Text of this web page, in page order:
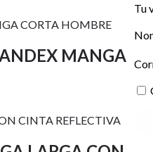
Tu
MANGA